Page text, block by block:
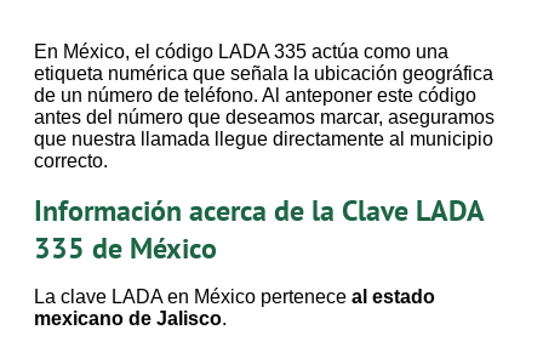
En México, el código LADA 335 actúa como una
etiqueta numérica que señala la ubicación geográfica
de un número de teléfono. Al anteponer este código
antes del número que deseamos marcar, aseguramos
que nuestra llamada llegue directamente al municipio
correcto.
Información acerca de la Clave LADA
335 de México
La clave LADA en México pertenece al estado
mexicano de Jalisco.